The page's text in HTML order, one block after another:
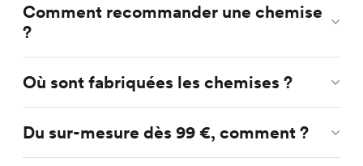
Comment recommander une chemise
?
Où sont fabriquées les chemises ?
Du sur-mesure dès 99 €, comment ?